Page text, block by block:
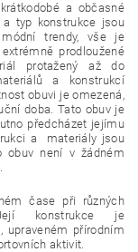
a občasné
a typ konstrukce jsou
trendy, vše je
prodloužené
protažený až do
a konstrukcí
obuvi je omezená,
doba. Tato obuv je
předcházet jejímu
a materiály jsou
obuv není v žádném
čase při různých
Její konstrukce je
upraveném přírodním
aktivit.